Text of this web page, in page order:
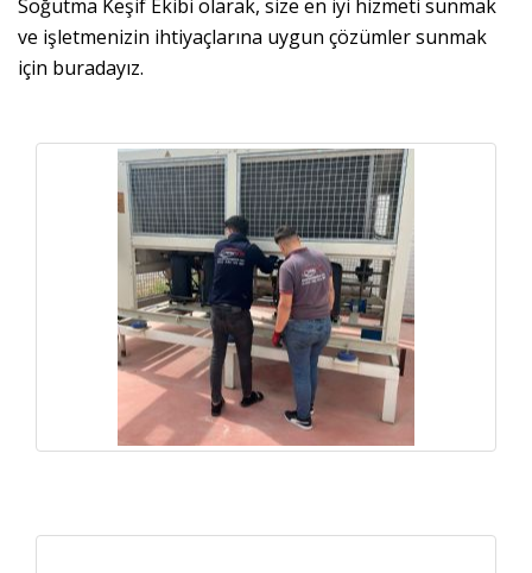
Soğutma Keşif Ekibi olarak, size en iyi hizmeti sunmak
ve işletmenizin ihtiyaçlarına uygun çözümler sunmak
için buradayız.